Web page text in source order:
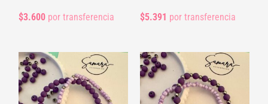
$3.600 por transferencia $5.391 por transferencia